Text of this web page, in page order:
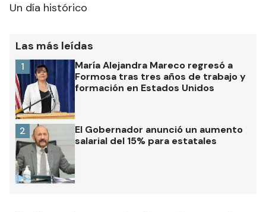
Un día histórico
Las más leídas
María Alejandra Mareco regresó a
Formosa tras tres años de trabajo y
formación en Estados Unidos
1
El Gobernador anunció un aumento
salarial del 15% para estatales
2